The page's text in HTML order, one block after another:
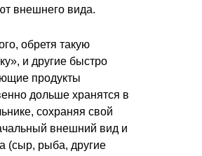
внешнего вида.
обретя такую
и другие быстро
продукты
дольше хранятся в
сохраняя свой
внешний вид и
(сыр, рыба, другие